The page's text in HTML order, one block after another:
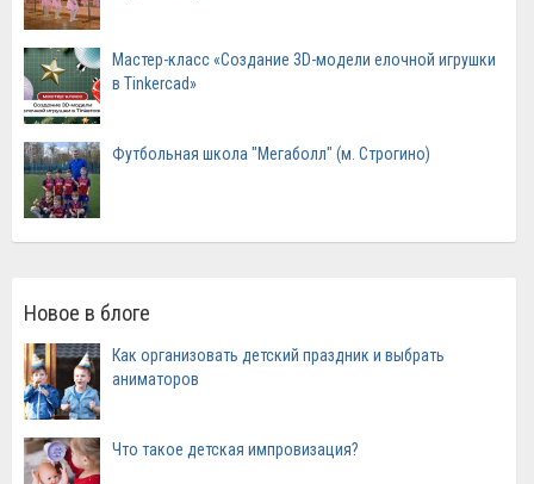
Мастер-класс «Создание 3D-модели елочной игрушки
в Tinkercad»
Футбольная школа "Мегаболл" (м. Строгино)
Новое в блоге
Как организовать детский праздник и выбрать
аниматоров
Что такое детская импровизация?